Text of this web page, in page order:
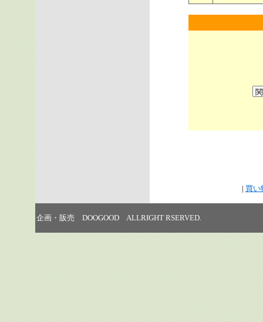
| 買い
企画・販売 DOOGOOD ALLRIGHT RSERVED.